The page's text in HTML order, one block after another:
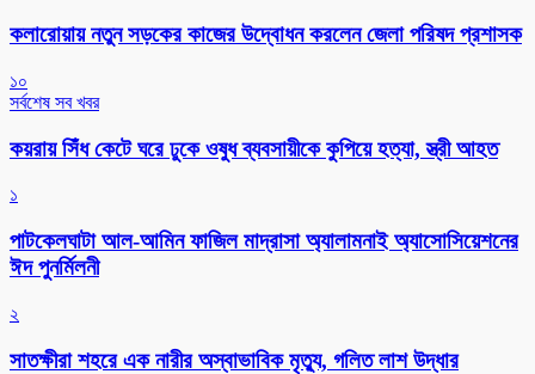
কলারোয়ায় নতুন সড়কের কাজের উদ্বোধন করলেন জেলা পরিষদ প্রশাসক
১০
সর্বশেষ সব খবর
কয়রায় সিঁধ কেটে ঘরে ঢুকে ওষুধ ব্যবসায়ীকে কুপিয়ে হত্যা, স্ত্রী আহত
১
পাটকেলঘাটা আল-আমিন ফাজিল মাদ্রাসা অ্যালামনাই অ্যাসোসিয়েশনের
ঈদ পুনর্মিলনী
২
সাতক্ষীরা শহরে এক নারীর অস্বাভাবিক মৃত্যু, গলিত লাশ উদ্ধার